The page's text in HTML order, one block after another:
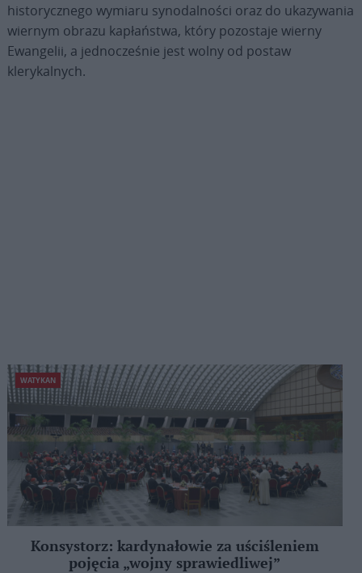
historycznego wymiaru synodalności oraz do ukazywania
wiernym obrazu kapłaństwa, który pozostaje wierny
Ewangelii, a jednocześnie jest wolny od postaw
klerykalnych.
WATYKAN
Konsystorz: kardynałowie za uściśleniem
pojęcia „wojny sprawiedliwej”